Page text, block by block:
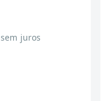
sem juros